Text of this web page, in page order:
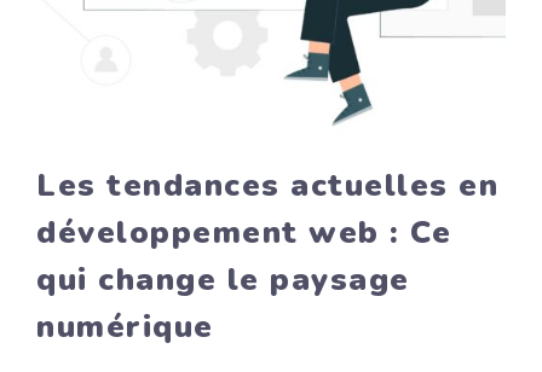
Les tendances actuelles en
développement web : Ce
qui change le paysage
numérique